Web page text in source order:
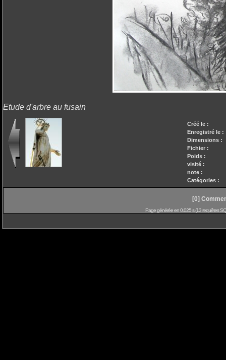
Etude d'arbre au fusain
Créé le :
Enregistré le :
Dimensions :
Fichier :
Poids :
visité :
note :
Catégories :
[0]
Page générée en 0.025 s (13 requêtes